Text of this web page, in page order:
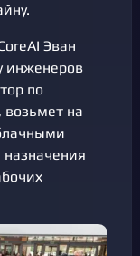
Эван
инженеров
по
возьмет на